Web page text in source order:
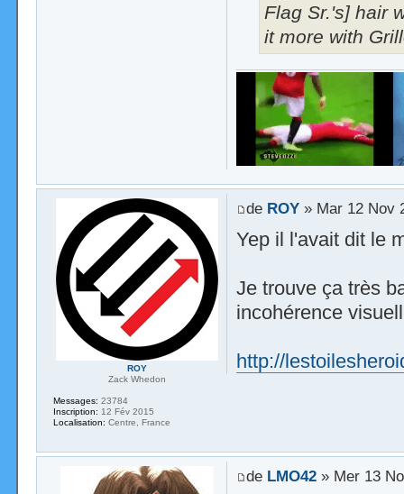
Flag Sr.'s] hair
it more with
de ROY» Mar 12 Nov
Yep il l'avait dit le
Je trouve ça très
incohérence
http://
ROY
Zack Whedon
Messages: 23784
Inscription: 12 Fév 2015
Localisation: Centre, France
de LMO42» Mer 13